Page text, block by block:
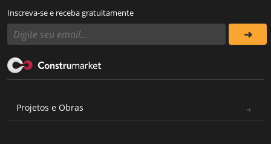
Inscreva-se e receba gratuitamente
Projetos e Obras